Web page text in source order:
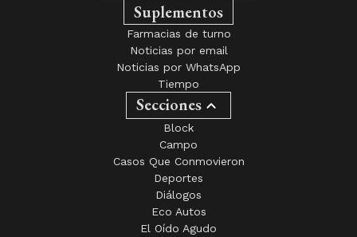
Suplementos
Farmacias de turno
Noticias por email
Noticias por WhatsApp
Tiempo
Secciones
Block
Campo
Casos Que Conmovieron
Deportes
Diálogos
Eco Autos
El Oído Agudo